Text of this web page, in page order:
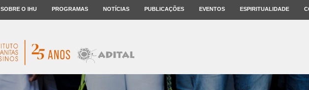
SOBRE O IHU PROGRAMAS NOTÍCIAS PUBLICAÇÕES EVENTOS ESPIRITUALIDADE